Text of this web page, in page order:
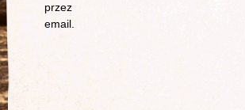
przez
email.